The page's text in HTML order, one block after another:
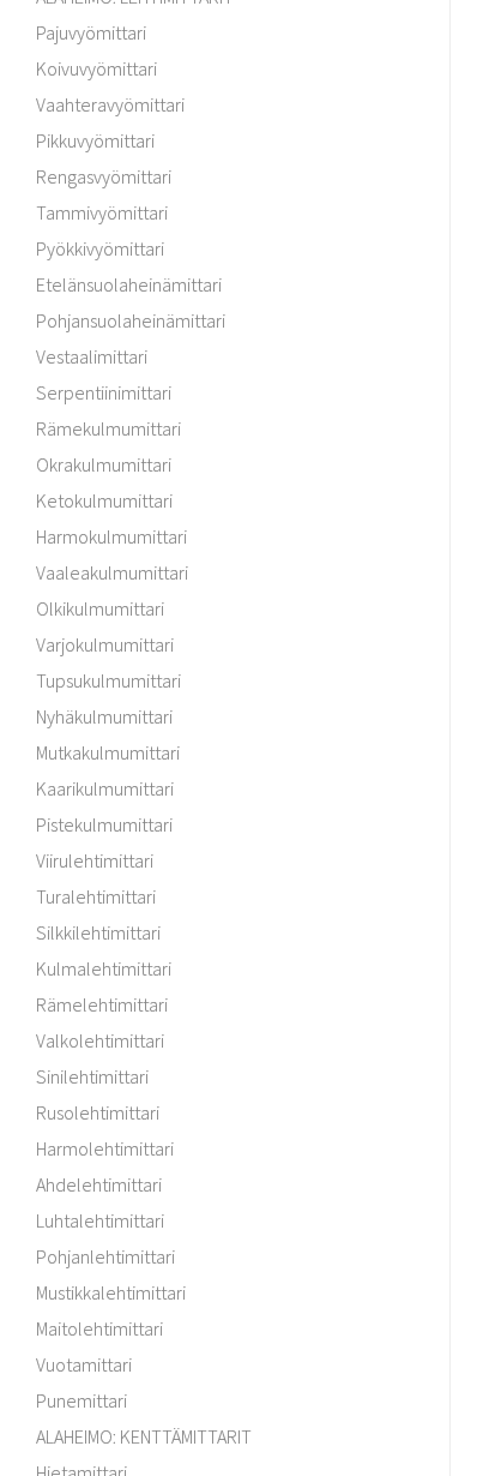
Pajuvyömittari
Koivuvyömittari
Vaahteravyömittari
Pikkuvyömittari
Rengasvyömittari
Tammivyömittari
Pyökkivyömittari
Etelänsuolaheinämittari
Pohjansuolaheinämittari
Vestaalimittari
Serpentiinimittari
Rämekulmumittari
Okrakulmumittari
Ketokulmumittari
Harmokulmumittari
Vaaleakulmumittari
Olkikulmumittari
Varjokulmumittari
Tupsukulmumittari
Nyhäkulmumittari
Mutkakulmumittari
Kaarikulmumittari
Pistekulmumittari
Viirulehtimittari
Turalehtimittari
Silkkilehtimittari
Kulmalehtimittari
Rämelehtimittari
Valkolehtimittari
Sinilehtimittari
Rusolehtimittari
Harmolehtimittari
Ahdelehtimittari
Luhtalehtimittari
Pohjanlehtimittari
Mustikkalehtimittari
Maitolehtimittari
Vuotamittari
Punemittari
ALAHEIMO: KENTTÄMITTARIT